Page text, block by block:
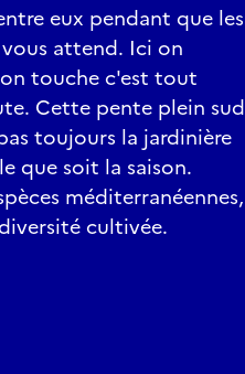
eux pendant que les
attend. Ici on
touche c'est tout
Cette pente plein sud
toujours la jardinière
que soit la saison.
méditerranéennes,
cultivée.